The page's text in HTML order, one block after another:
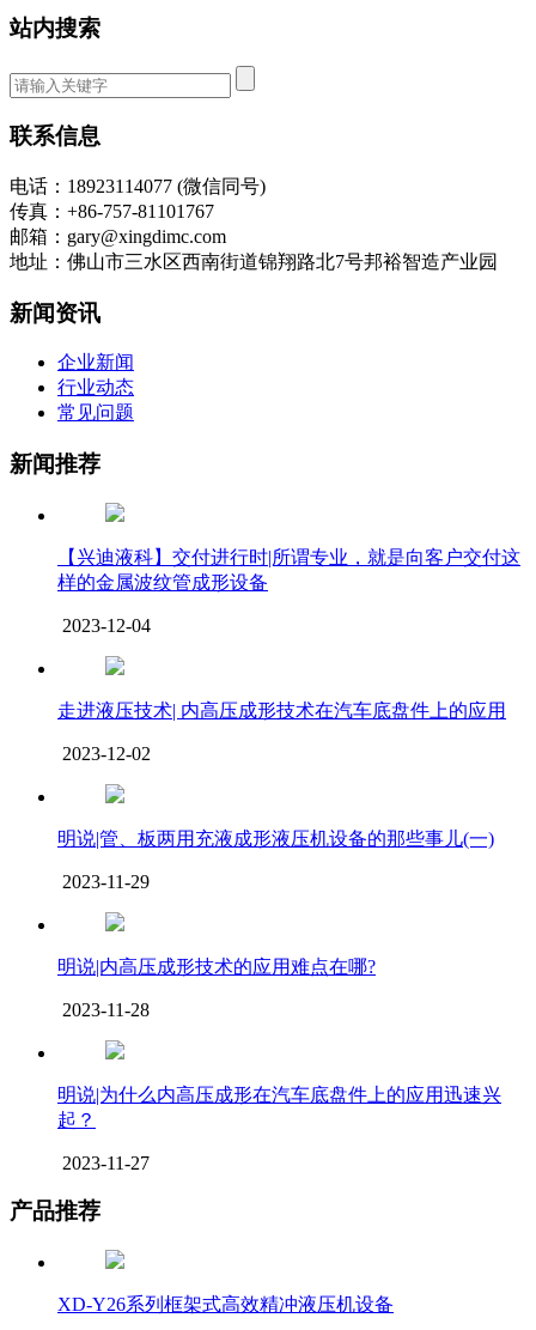
站内搜索
联系信息
电话：18923114077 (微信同号)
传真：+86-757-81101767
邮箱：gary@xingdimc.com
地址：佛山市三水区西南街道锦翔路北7号邦裕智造产业园
新闻资讯
企业新闻
行业动态
常见问题
新闻推荐
【兴迪液科】交付进行时|所谓专业，就是向客户交付这
样的金属波纹管成形设备
2023-12-04
走进液压技术| 内高压成形技术在汽车底盘件上的应用
2023-12-02
明说|管、板两用充液成形液压机设备的那些事儿(一)
2023-11-29
明说|内高压成形技术的应用难点在哪?
2023-11-28
明说|为什么内高压成形在汽车底盘件上的应用迅速兴
起？
2023-11-27
产品推荐
XD-Y26系列框架式高效精冲液压机设备